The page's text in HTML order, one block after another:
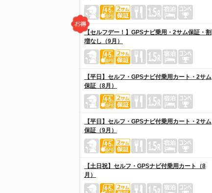
【セルフデー！】GPSナビ乗用・2サム保証・割
増なし（9月）
【平日】セルフ・GPSナビ付乗用カート・2サム
保証（8月）
【平日】セルフ・GPSナビ付乗用カート・2サム
保証（9月）
【土日祝】セルフ・GPSナビ付乗用カート（8
月）